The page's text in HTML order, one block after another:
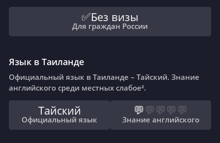
✅Без визы
Для граждан России
Язык в Таиланде
Официальный язык в Таиланде – Тайский. Знание
английского среди местных слабое².
Тайский
Официальный язык
💬 💬 💬 💬 💬
Знание английского